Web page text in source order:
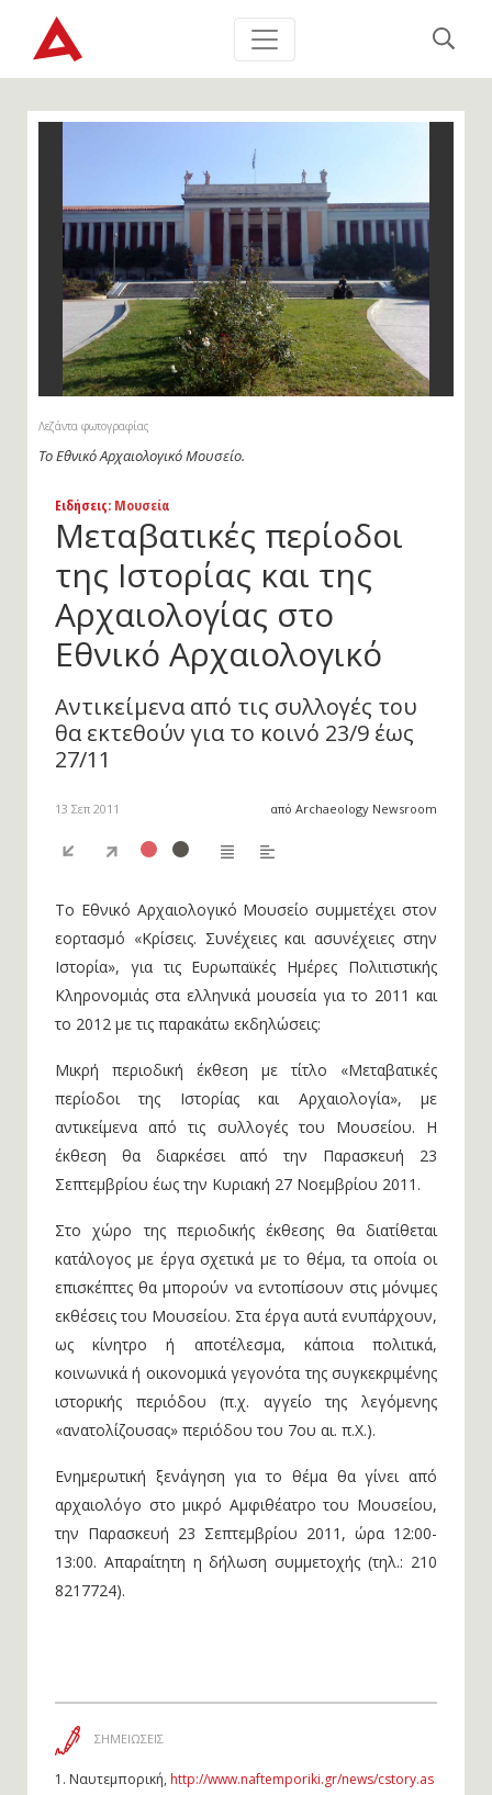
Λεζάντα φωτογραφίας
Το Εθνικό Αρχαιολογικό Μουσείο.
Ειδήσεις: Μουσεία
Μεταβατικές περίοδοι
της Ιστορίας και της
Αρχαιολογίας στο
Εθνικό Αρχαιολογικό
Αντικείμενα από τις συλλογές του
θα εκτεθούν για το κοινό 23/9 έως
27/11
13 Σεπ 2011 από Archaeology Newsroom
Το Εθνικό Αρχαιολογικό Μουσείο συμμετέχει στον
εορτασμό «Κρίσεις. Συνέχειες και ασυνέχειες στην
Ιστορία», για τις Ευρωπαϊκές Ημέρες Πολιτιστικής
Κληρονομιάς στα ελληνικά μουσεία για το 2011 και
το 2012 με τις παρακάτω εκδηλώσεις:
Μικρή περιοδική έκθεση με τίτλο «Μεταβατικές
περίοδοι της Ιστορίας και Αρχαιολογία», με
αντικείμενα από τις συλλογές του Μουσείου. Η
έκθεση θα διαρκέσει από την Παρασκευή 23
Σεπτεμβρίου έως την Κυριακή 27 Νοεμβρίου 2011.
Στο χώρο της περιοδικής έκθεσης θα διατίθεται
κατάλογος με έργα σχετικά με το θέμα, τα οποία οι
επισκέπτες θα μπορούν να εντοπίσουν στις μόνιμες
εκθέσεις του Μουσείου. Στα έργα αυτά ενυπάρχουν,
ως κίνητρο ή αποτέλεσμα, κάποια πολιτικά,
κοινωνικά ή οικονομικά γεγονότα της συγκεκριμένης
ιστορικής περιόδου (π.χ. αγγείο της λεγόμενης
«ανατολίζουσας» περιόδου του 7ου αι. π.Χ.).
Ενημερωτική ξενάγηση για το θέμα θα γίνει από
αρχαιολόγο στο μικρό Αμφιθέατρο του Μουσείου,
την Παρασκευή 23 Σεπτεμβρίου 2011, ώρα 12:00-
13:00. Απαραίτητη η δήλωση συμμετοχής (τηλ.: 210
8217724).
ΣΗΜΕΙΩΣΕΙΣ
1. Ναυτεμπορική, http://www.naftemporiki.gr/news/cstory.as